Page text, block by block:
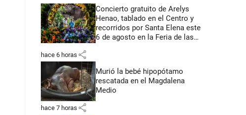
Concierto gratuito de Arelys
Henao, tablado en el Centro y
recorridos por Santa Elena este
6 de agosto en la Feria de las
hace 6 horas share
Murió la bebé hipopótamo
rescatada en el Magdalena
Medio
hace 7 horas share